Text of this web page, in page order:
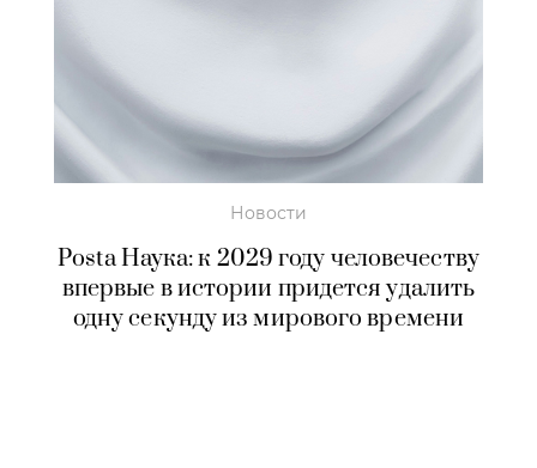
Новости
Posta Наука: к 2029 году человечеству
впервые в истории придется удалить
одну секунду из мирового времени